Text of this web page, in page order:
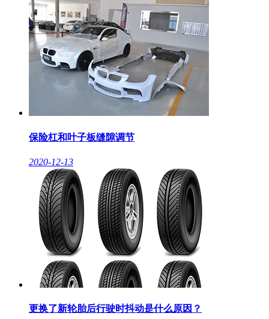
保险杠和叶子板缝隙调节
2020-12-13
更换了新轮胎后行驶时抖动是什么原因？